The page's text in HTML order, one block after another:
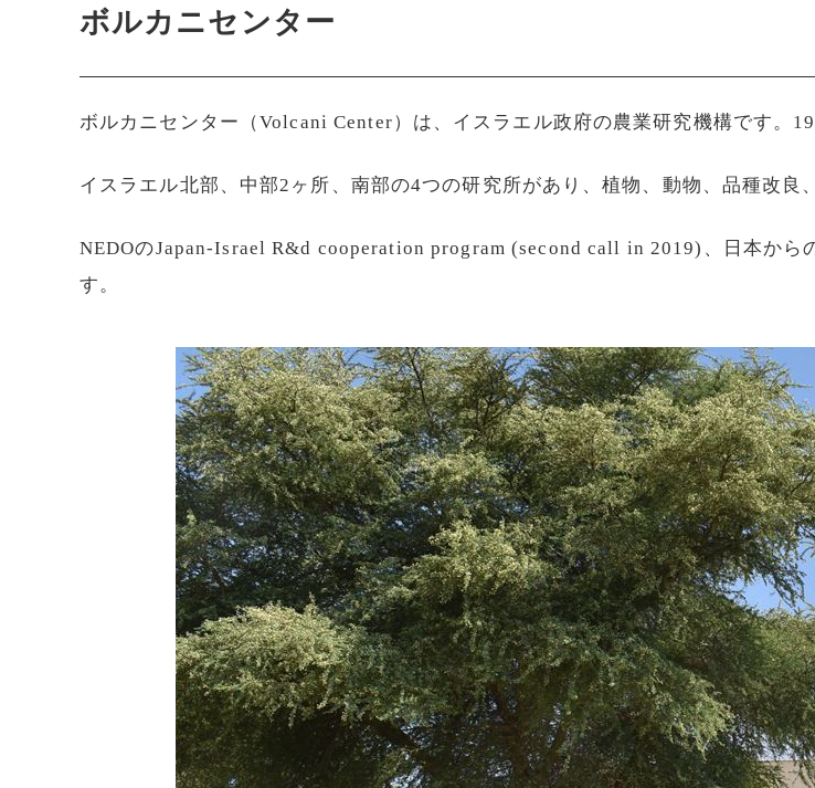
ボルカニセンター
ボルカニセンター（Volcani Center）は、イスラエル政府の農業研究機構です。
イスラエル北部、中部2ヶ所、南部の4つの研究所があり、植物、動物、品種改良
NEDOのJapan-Israel R&d cooperation program (second call in 2019)、日本か
す。